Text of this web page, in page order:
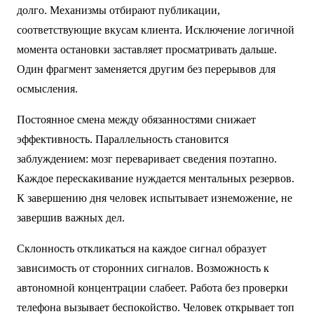
долго. Механизмы отбирают публикации,
соответствующие вкусам клиента. Исключение логичной
момента остановки заставляет просматривать дальше.
Один фрагмент заменяется другим без перерывов для
осмысления.
Постоянное смена между обязанностями снижает
эффективность. Параллельность становится
заблуждением: мозг переваривает сведения поэтапно.
Каждое перескакивание нуждается ментальных резервов.
К завершению дня человек испытывает изнеможение, не
завершив важных дел.
Склонность откликаться на каждое сигнал образует
зависимость от сторонних сигналов. Возможность к
автономной концентрации слабеет. Работа без проверки
телефона вызывает беспокойство. Человек открывает топ